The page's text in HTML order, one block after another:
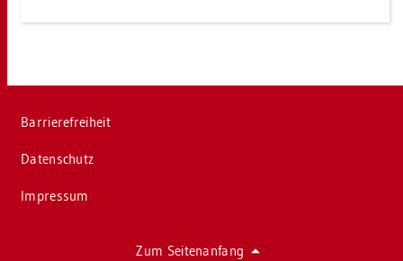
Bar­rie­re­frei­heit
Da­ten­schutz
Im­pres­sum
Zum Sei­ten­an­fang